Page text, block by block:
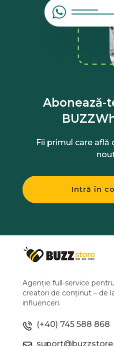
Abonează-
Fii primul care află
Intră în
Agenție full-service
creatori de conținut – de
influenceri.
(+40) 745 588 868